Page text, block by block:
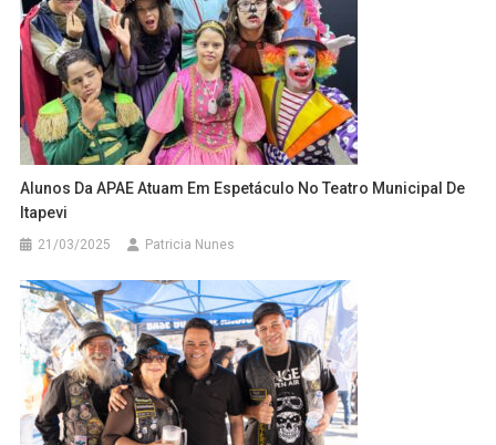
Alunos Da APAE Atuam Em Espetáculo No Teatro Municipal De
Itapevi
21/03/2025 Patricia Nunes